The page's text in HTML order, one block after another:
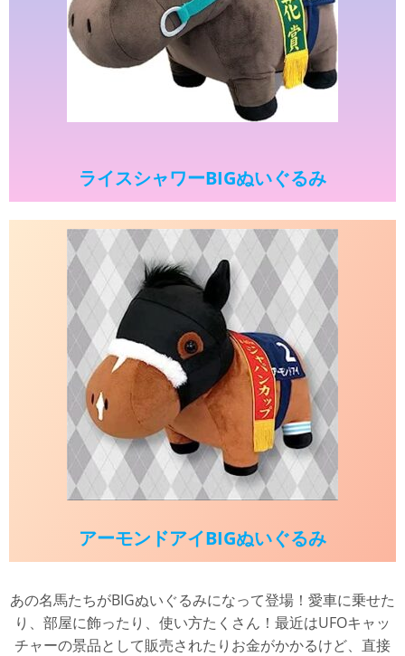
ライスシャワーBIGぬいぐるみ
アーモンドアイBIGぬいぐるみ
あの名馬たちがBIGぬいぐるみになって登場！愛車に乗せた
り、部屋に飾ったり、使い方たくさん！最近はUFOキャッ
チャーの景品として販売されたりお金がかかるけど、直接